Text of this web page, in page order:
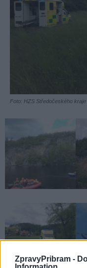
ZpravyPribram -
Foto: HZS Středočeského kraje